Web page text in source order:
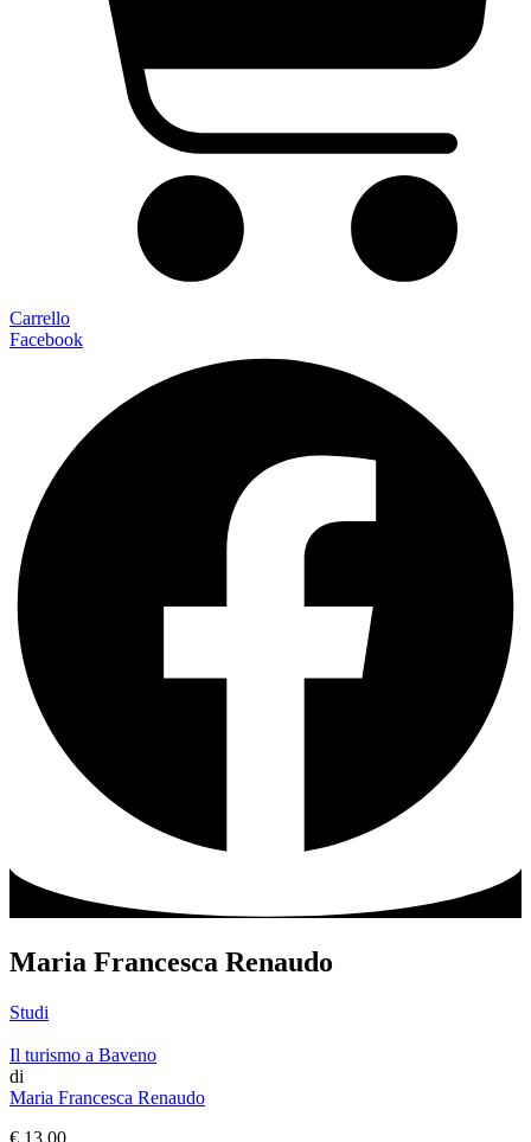
Carrello
Facebook
Maria Francesca Renaudo
Studi
Il turismo a Baveno
di
Maria Francesca Renaudo
€ 13,00